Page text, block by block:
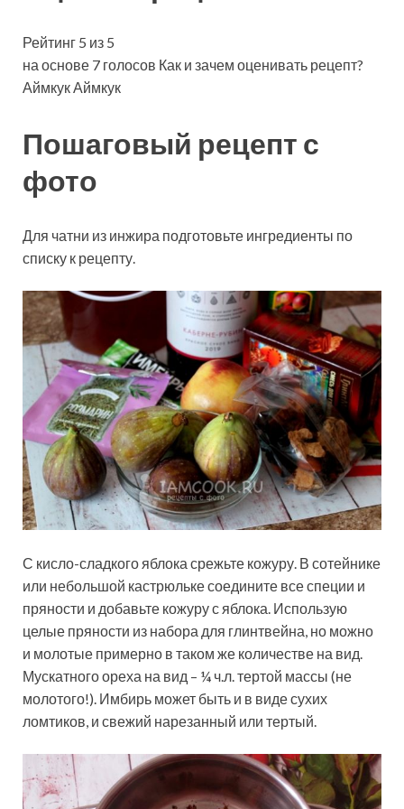
Рейтинг 5 из 5
на основе 7 голосов Как и зачем оценивать рецепт?
Аймкук Аймкук
Пошаговый рецепт с
фото
Для чатни из инжира подготовьте ингредиенты по
списку к рецепту.
С кисло-сладкого яблока срежьте кожуру. В сотейнике
или небольшой кастрюльке соедините все специи и
пряности и добавьте кожуру с яблока. Использую
целые пряности из набора для глинтвейна, но можно
и молотые примерно в таком же количестве на вид.
Мускатного ореха на вид – ¼ ч.л. тертой массы (не
молотого!). Имбирь может быть и в виде сухих
ломтиков, и свежий нарезанный или тертый.